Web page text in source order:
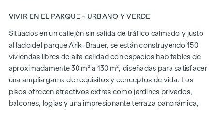
VIVIR EN EL PARQUE - URBANO Y VERDE
Situados en un callejón sin salida de tráfico calmado y justo
al lado del parque Arik-Brauer, se están construyendo 150
viviendas libres de alta calidad con espacios habitables de
aproximadamente 30 m² a 130 m², diseñadas para satisfacer
una amplia gama de requisitos y conceptos de vida. Los
pisos ofrecen atractivos extras como jardines privados,
balcones, logias y una impresionante terraza panorámica,